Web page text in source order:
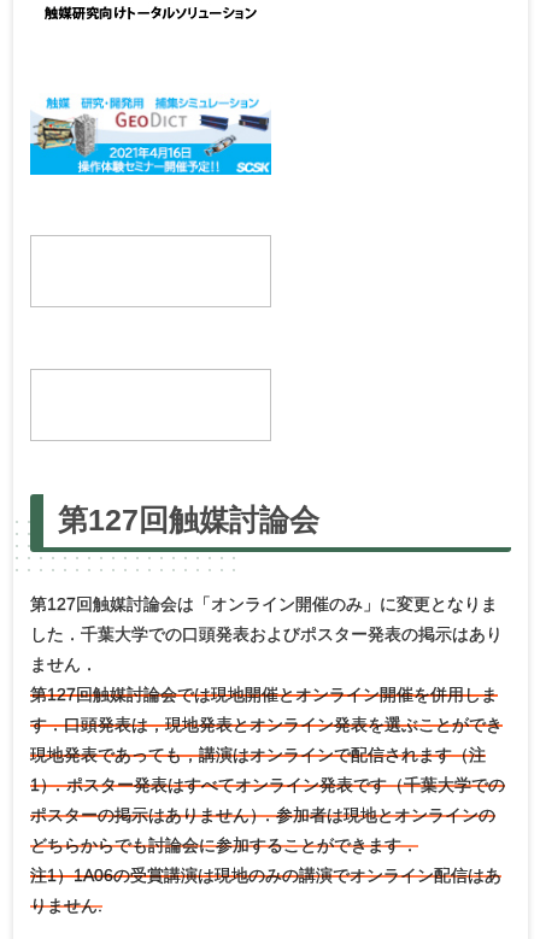
第127回触媒討論会
第127回触媒討論会は「オンライン開催のみ」に変更となりま
した．千葉大学での口頭発表およびポスター発表の掲示はあり
ません．
第127回触媒討論会では現地開催とオンライン開催を併用しま
す．口頭発表は，現地発表とオンライン発表を選ぶことができ
現地発表であっても，講演はオンラインで配信されます（注
1）．ポスター発表はすべてオンライン発表です（千葉大学での
ポスターの掲示はありません）．参加者は現地とオンラインの
どちらからでも討論会に参加することができます．
注1）1A06の受賞講演は現地のみの講演でオンライン配信はあ
りません.